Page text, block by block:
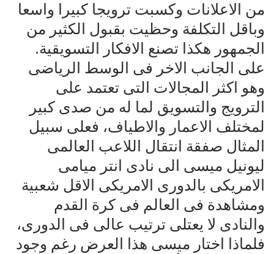
من الاعلانات وكسبت ترويجا كبيرا واسعا
وباقل التكلفة وحظيت بقبول الكثير من
الجمهور هكذا تصنع الافكار التسويقية.
على الجانب الاخر فى الوسط الرياضى
وهو اكثر المجالات التى تعتمد على
الترويج والتسويق لما له من صدى كبير
لمختلف الاعمار والاطياف، فعلى سبيل
المثال صفقة انتقال اللاعب العالمى
ليونيل ميسى الى نادى انتر ميامى
الامريكى بالدورى الامريكى الاقل شعبية
ومشاهدة فى العالم فى كرة القدم
والنادى لا يعتلى ترتيب عالى فى الدورى،
فلماذا اختار ميسى هذا العرض رغم وجود